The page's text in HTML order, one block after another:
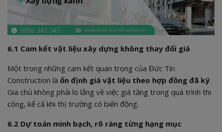
6.1 Cam kết vật liệu xây dựng không thay đổi giá
Một trong những cam kết quan trọng của Đức Tín
Construction là ổn định giá vật liệu theo hợp đồng đã ký.
Gia chủ không phải lo lắng về việc giá tăng trong quá trình thi
công, kể cả khi thị trường có biến động.
6.2 Dự toán minh bạch, rõ ràng từng hạng mục